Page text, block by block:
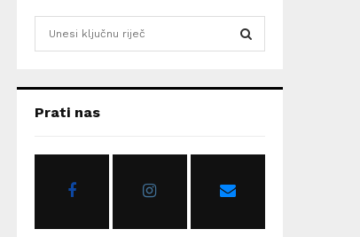
h
o
Prati nas